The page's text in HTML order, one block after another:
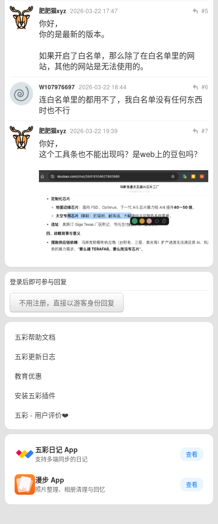
肥肥猫xyz 2026-03-22 17:47 #5
你好，
你的是最新的版本。
如果开启了白名单，那么除了在白名单里的网
站，其他的网站是无法使用的。
W107976697 2026-03-22 18:44 #6
连白名单里的都用不了，我白名单没有任何东西
时也不行
肥肥猫xyz 2026-03-22 19:39 #7
你好，
这个工具条也不能出现吗？是web上的豆包吗？
登录后即可参与回复
不用注册，直接以游客身份回复
五彩帮助文档
五彩更新日志
教育优惠
安装五彩插件
五彩 - 用户评价❤️
五彩日记 App
支持多端同步的日记
查看
漫步 App
照片整理、相册清理与回忆
查看